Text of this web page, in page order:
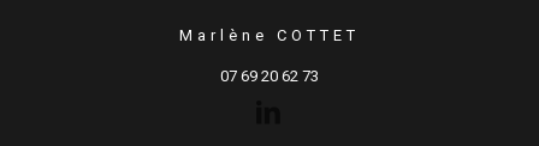
Marlène COTTET
07 69 20 62 73